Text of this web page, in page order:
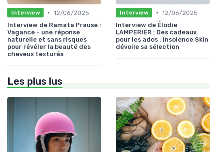
Interview • 12/06/2025
Interview de Ramata Prause :
Vagance - une réponse
naturelle et sans risques
pour révéler la beauté des
cheveux texturés
Interview • 12/06/2025
Interview de Élodie
LAMPERIER : Des cadeaux
pour les ados : Insolence Skin
dévoile sa sélection
Les plus lus